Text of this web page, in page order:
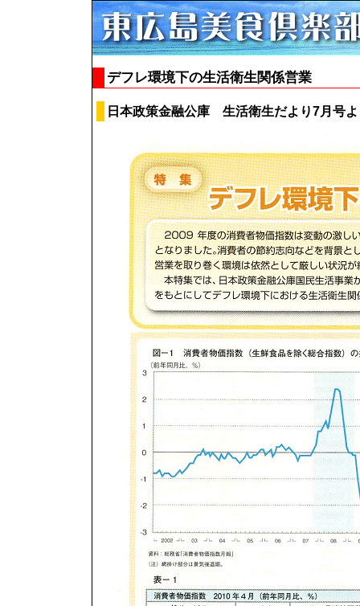
デフレ環境下の生活衛生関係営業
日本政策金融公庫 生活衛生だより7月号